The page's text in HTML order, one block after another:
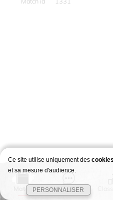
Match Story
Ce site utilise uniquement des
et sa mesure d'audience.
PERSONNALISER